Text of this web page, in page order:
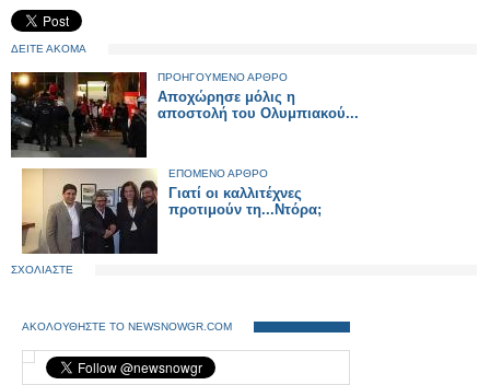
ΔΕΙΤΕ ΑΚΟΜΑ
ΠΡΟΗΓΟΥΜΕΝΟ ΑΡΘΡΟ
Αποχώρησε μόλις η
αποστολή του Ολυμπιακού...
ΕΠΟΜΕΝΟ ΑΡΘΡΟ
Γιατί οι καλλιτέχνες
προτιμούν τη...Ντόρα;
ΣΧΟΛΙΑΣΤΕ
ΑΚΟΛΟΥΘΗΣΤΕ ΤΟ NEWSNOWGR.COM